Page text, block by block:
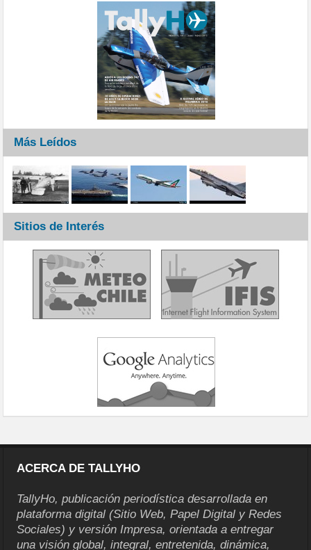
Más Leídos
Sitios de Interés
ACERCA DE TALLYHO
TallyHo, publicación periodística desarrollada en
plataforma digital (Sitio Web, Papel Digital y Redes
Sociales) y versión Impresa, orientada a entregar
una visión global, integral, entretenida, dinámica,